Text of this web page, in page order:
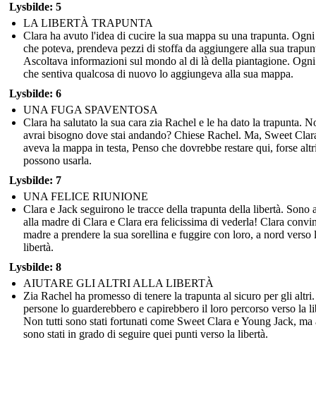
Lysbilde: 5
LA LIBERTÀ TRAPUNTA
Clara ha avuto l'idea di cucire la sua mappa su una trapunta.
che poteva, prendeva pezzi di stoffa da aggiungere alla sua
Ascoltava informazioni sul mondo al di là della piantagione.
che sentiva qualcosa di nuovo lo aggiungeva alla sua mappa.
Lysbilde: 6
UNA FUGA SPAVENTOSA
Clara ha salutato la sua cara zia Rachel e le ha dato la trapunta.
avrai bisogno dove stai andando? Chiese Rachel. Ma, Sweet
aveva la mappa in testa, Penso che dovrebbe restare qui, forse
possono usarla.
Lysbilde: 7
UNA FELICE RIUNIONE
Clara e Jack seguirono le tracce della trapunta della libertà. Sono
alla madre di Clara e Clara era felicissima di vederla! Clara
madre a prendere la sua sorellina e fuggire con loro, a nord verso
libertà.
Lysbilde: 8
AIUTARE GLI ALTRI ALLA LIBERTÀ
Zia Rachel ha promesso di tenere la trapunta al sicuro per gli
persone lo guarderebbero e capirebbero il loro percorso verso la
Non tutti sono stati fortunati come Sweet Clara e Young Jack, ma
sono stati in grado di seguire quei punti verso la libertà.